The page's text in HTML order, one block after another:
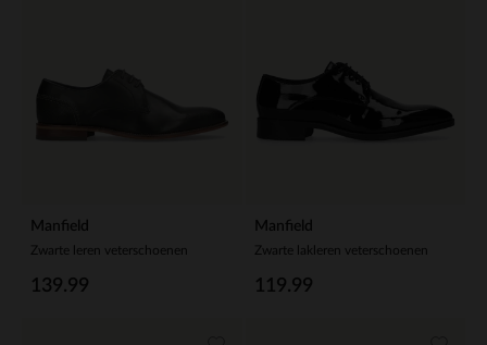
Manfield
Zwarte leren veterschoenen
139.99
Manfield
Zwarte lakleren veterschoenen
119.99